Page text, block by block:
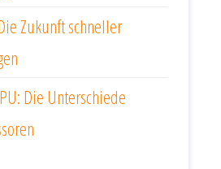
Zukunft schneller
Die Unterschiede